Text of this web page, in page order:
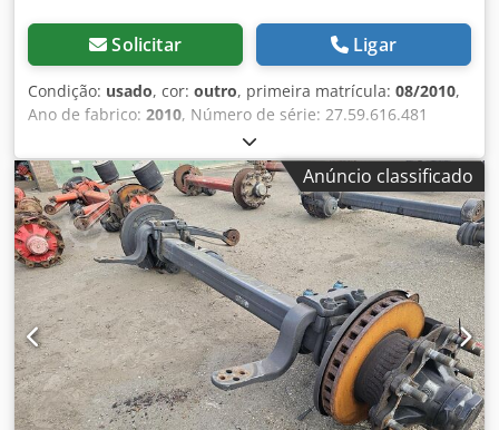
Solicitar Ligar
Condição: usado, cor: outro, primeira matrícula: 08/2010,
Ano de fabrico: 2010, Número de série: 27.59.616.481
Dsdpezr Atzjfx Alxekr Temos em estoque mais de 100
eixos. Entre em contato conosco se não encontrar o que
procura.
Anúncio classificado